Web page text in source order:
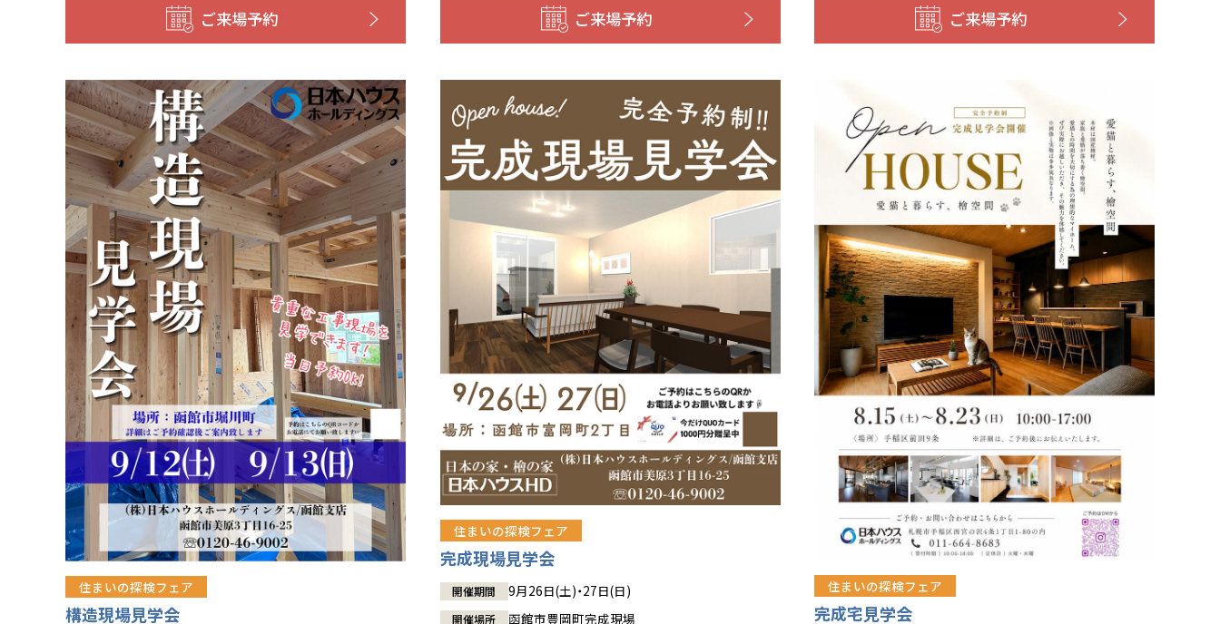
ご来場予約 ご来場予約 ご来場予約
住まいの探検フェア
構造現場見学会
住まいの探検フェア
完成現場見学会
開催期間 9月26日(土)・27日(日)
開催場所 函館市豊岡町完成現場
住まいの探検フェア
完成宅見学会
徳島
高知
長崎
沖縄
群馬
伊勢崎
宮崎